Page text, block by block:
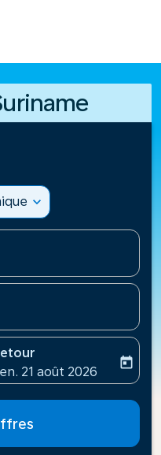
expand_more
aria-label
booking-return-date-
21 août 2026
today